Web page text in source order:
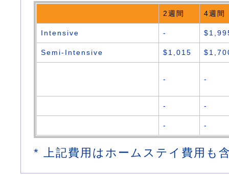
2週間 4週間
Intensive -
Semi-Intensive $1,015
- -
- -
- -
* 上記費用はホームステイ費用も